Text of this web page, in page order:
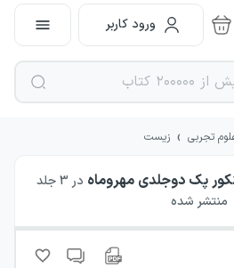
ورود کاربر
تجربی › زیست
پک دوجلدی مهروماه در 3جلد
منتشر شده